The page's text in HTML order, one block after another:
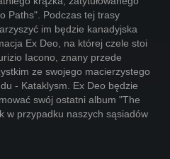
Paths". Podczas tej trasy
im będzie kanadyjska
Ex Deo, na której czele stoi
Iacono, znany przede
ze swojego macierzystego
- Kataklysm. Ex Deo będzie
swój ostatni album "The
w przypadku naszych sąsiadów